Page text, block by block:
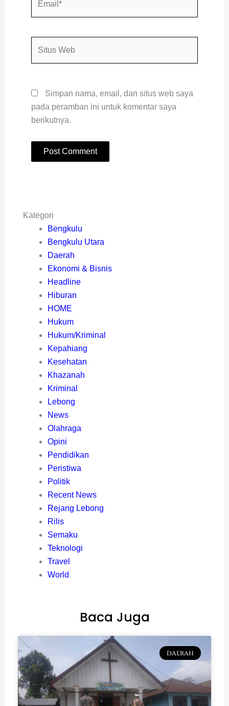
Simpan nama, email, dan situs web saya
pada peramban ini untuk komentar saya
berikutnya.
Kategori
Bengkulu
Bengkulu Utara
Daerah
Ekonomi & Bisnis
Headline
Hiburan
HOME
Hukum
Hukum/Kriminal
Kepahiang
Kesehatan
Khazanah
Kriminal
Lebong
News
Olahraga
Opini
Pendidikan
Peristiwa
Politik
Recent News
Rejang Lebong
Rilis
Semaku
Teknologi
Travel
World
Baca Juga
DAERAH